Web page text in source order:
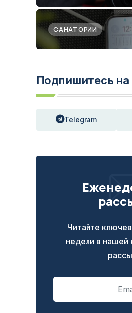
САНАТОРИИ
Подпишитесь на
Telegram
Читайте
недели в нашей